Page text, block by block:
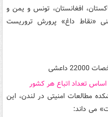
افغانستان، تونس و یمن و
«نقاط داغ» پرورش تروریست
تعداد اتباع هر کشور
مطالعات امنیتی در لندن، این
می داند: